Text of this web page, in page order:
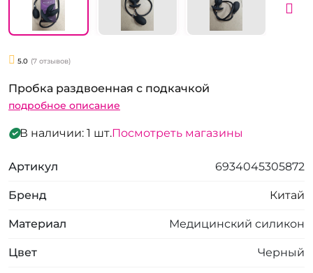
5.0 (7 отзывов)
Пробка раздвоенная с подкачкой
подробное описание
В наличии: 1 шт.Посмотреть магазины
Артикул 6934045305872
Бренд Китай
Материал Медицинский силикон
Цвет Черный